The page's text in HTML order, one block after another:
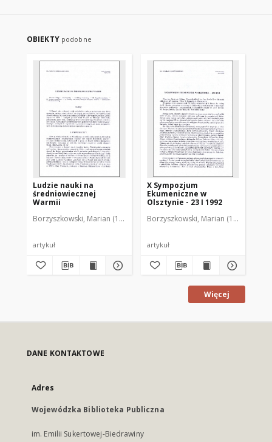
OBIEKTY podobne
Ludzie nauki na
średniowiecznej
Warmii
Borzyszkowski, Marian (1936-2001)
artykuł
X Sympozjum
Ekumeniczne w
Olsztynie - 23 I 1992
Borzyszkowski, Marian (1936-2001)
artykuł
Więcej
DANE KONTAKTOWE
Adres
Wojewódzka Biblioteka Publiczna
im. Emilii Sukertowej-Biedrawiny